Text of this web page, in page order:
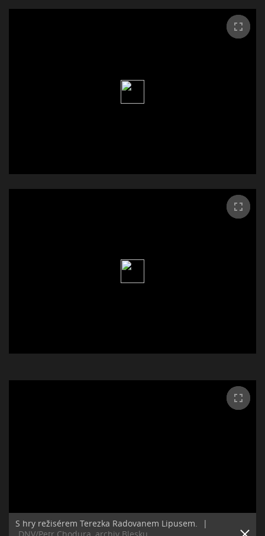
S hry režisérem Terezka Radovanem Lipusem.
|